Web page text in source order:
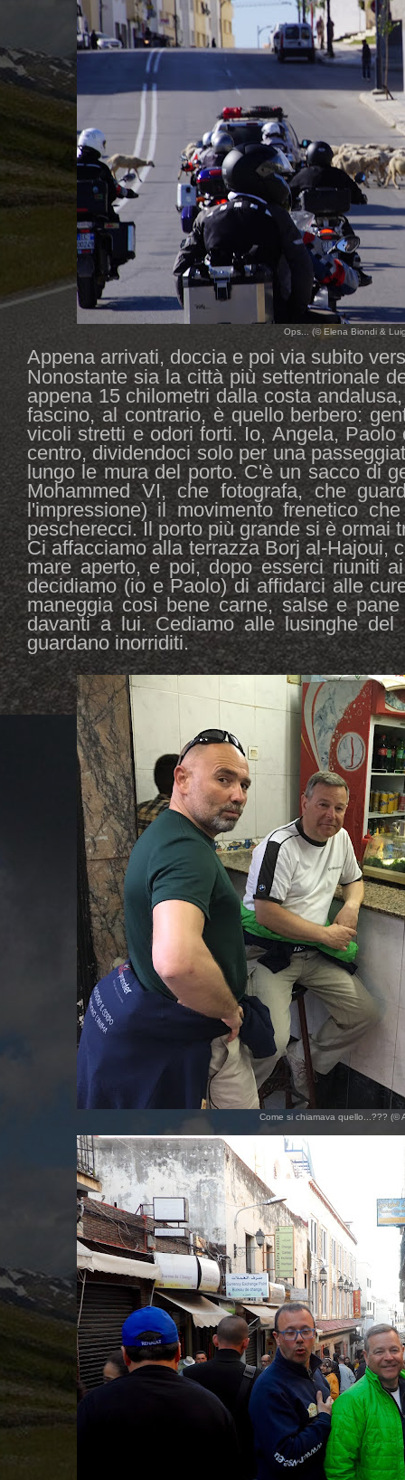
Ops... (© Elena Biondi &
Appena arrivati, doccia e poi via subito
Nonostante sia la città più settentrionale
appena 15 chilometri dalla costa
fascino, al contrario, è quello berbero:
vicoli stretti e odori forti. Io, Angela,
centro, dividendoci solo per una
lungo le mura del porto. C'è un sacco di
Mohammed VI, che fotografa, che
l'impressione) il movimento frenetico
pescherecci. Il porto più grande si è ormai
Ci affacciamo alla terrazza Borj al-Hajoui,
mare aperto, e poi, dopo esserci riuniti
decidiamo (io e Paolo) di affidarci alle
maneggia così bene carne, salse e
davanti a lui. Cediamo alle lusinghe
guardano inorriditi.
Come si chiamava quello...??? (©